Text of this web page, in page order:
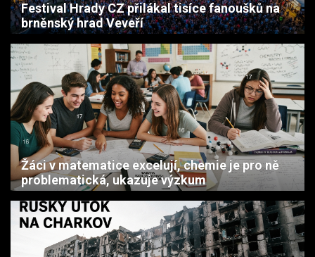
Festival Hrady CZ přilákal tisíce fanoušků na
brněnský hrad Veveří
Žáci v matematice excelují, chemie je pro ně
problematická, ukazuje výzkum